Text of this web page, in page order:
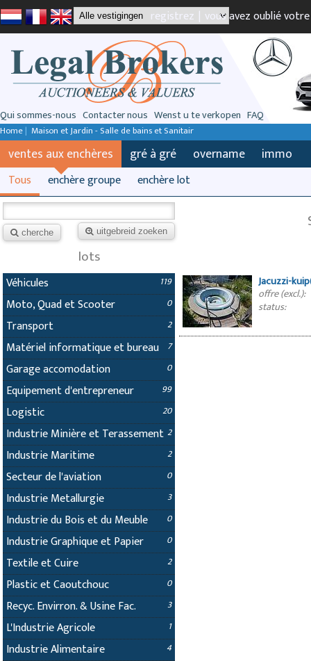
registrez | vous avez oublié
Qui sommes-nous Contacter nous Wenst u te verkopen FAQ
Home| Maison et Jardin - Salle de bains et Sanitair
ventes aux enchères gré à gré overname immo
Tous enchère groupe enchère lot
cherche uitgebreid zoeken
lots
Véhicules 119
Moto, Quad et Scooter 0
Transport 2
Matériel informatique et bureau 7
Garage accomodation 0
Equipement d'entrepreneur 99
Logistic 20
Industrie Minière et Terassement 2
Industrie Maritime 2
Secteur de l'aviation 0
Industrie Metallurgie 3
Industrie du Bois et du Meuble 0
Industrie Graphique et Papier 0
Textile et Cuire 2
Plastic et Caoutchouc 0
Recyc. Envirron. & Usine Fac. 3
L'Industrie Agricole 1
Industrie Alimentaire 4
Jacuzzi-
offre (excl.):
status: